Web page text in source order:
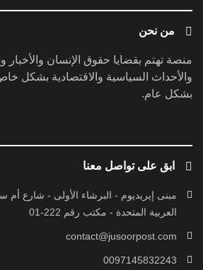
من نحن
منصة تهتم بقضايا حقوق الإنسان والأخبار
والأحداث السياسية والاقتصادية بشكل
بشكل عام.
ابق على تواصل معنا
مبنى إيريديوم - البرشاء الأولى - شارع أم
العربية المتحدة - مكتب رقم 222-01
contact@jusoorpost.com
0097145832243